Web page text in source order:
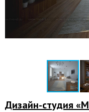
Дизайн-студия